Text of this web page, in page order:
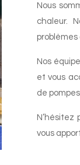
Nous
chaleur.
Nos
et vous
de
N’hésitez
vous